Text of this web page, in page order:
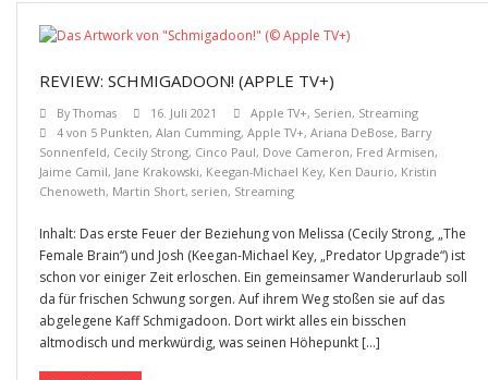
Premieren, Interviews und mehr
Gewinnspiele
REVIEW: SCHMIGADOON! (APPLE TV+)
ByThomas 16. Juli 2021 Apple TV+, Serien, Streaming
4 von 5 Punkten, Alan Cumming, Apple TV+, Ariana DeBose, Barry
Sonnenfeld, Cecily Strong, Cinco Paul, Dove Cameron, Fred Armisen,
Jaime Camil, Jane Krakowski, Keegan-Michael Key, Ken Daurio, Kristin
Chenoweth, Martin Short, serien, Streaming
Inhalt: Das erste Feuer der Beziehung von Melissa (Cecily Strong, „The
Female Brain“) und Josh (Keegan-Michael Key, „Predator Upgrade“) ist
schon vor einiger Zeit erloschen. Ein gemeinsamer Wanderurlaub soll
da für frischen Schwung sorgen. Auf ihrem Weg stoßen sie auf das
abgelegene Kaff Schmigadoon. Dort wirkt alles ein bisschen
altmodisch und merkwürdig, was seinen Höhepunkt […]